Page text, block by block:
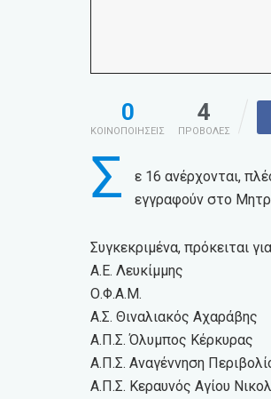
0
ΚΟΙΝΟΠΟΙΗΣΕΙΣ
4
ΠΡΟΒΟΛΕΣ
Σ
ε 16 ανέρχονται,
εγγραφούν στο
Συγκεκριμένα, πρόκειται
Α.Ε. Λευκίμμης
Ο.Φ.Α.Μ.
Α.Σ. Θιναλιακός Αχαράβης
Α.Π.Σ. Όλυμπος Κέρκυρας
Α.Π.Σ. Αναγέννηση
Α.Π.Σ. Κεραυνός Αγίου